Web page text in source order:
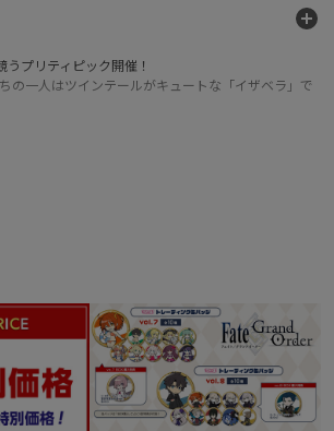
プリティピック開催！
の一人はツインテールがキュートな「イザベラ」で